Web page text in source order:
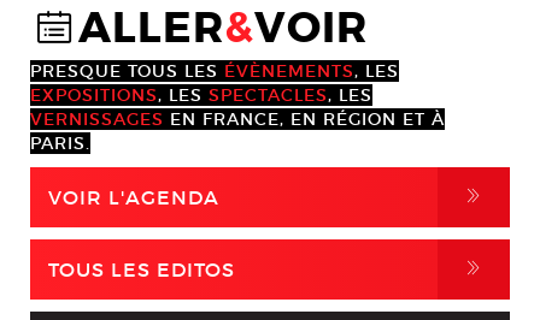
@ALLER&VOIR
PRESQUE TOUS LES ÉVÈNEMENTS, LES
EXPOSITIONS, LES SPECTACLES, LES
VERNISSAGES EN FRANCE, EN RÉGION ET À
PARIS.
VOIR L'AGENDA ,
TOUS LES EDITOS ,